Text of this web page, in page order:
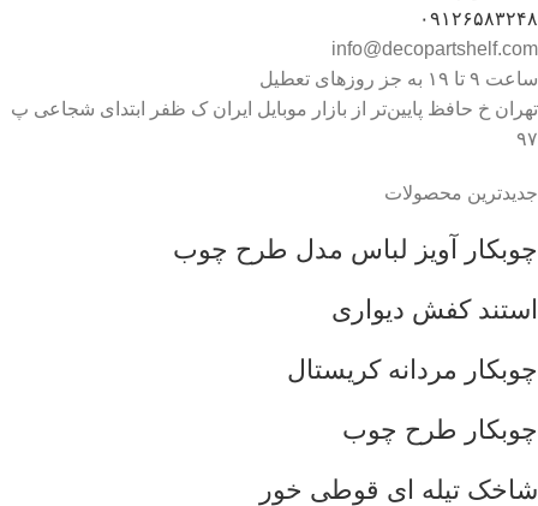
۰۹۱۲۶۵۸۳۲۴۸
info@decopartshelf.com
ساعت ۹ تا ۱۹ به جز روزهای تعطیل
تهران خ حافظ پایین‌تر از بازار موبایل ایران ک ظفر ابتدای شجاعی پ
۹۷
جدیدترین محصولات
چوبکار آویز لباس مدل طرح چوب
استند کفش دیواری
چوبکار مردانه کریستال
چوبکار طرح چوب
شاخک تیله ای قوطی خور